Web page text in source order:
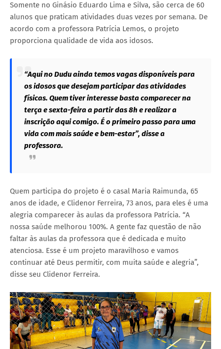
Somente no Ginásio Eduardo Lima e Silva, são cerca de 60
alunos que praticam atividades duas vezes por semana. De
acordo com a professora Patrícia Lemos, o projeto
proporciona qualidade de vida aos idosos.
“Aqui no Dudu ainda temos vagas disponíveis para
os idosos que desejam participar das atividades
físicas. Quem tiver interesse basta comparecer na
terça e sexta-feira a partir das 8h e realizar a
inscrição aqui comigo. É o primeiro passo para uma
vida com mais saúde e bem-estar”, disse a
professora.
Quem participa do projeto é o casal Maria Raimunda, 65
anos de idade, e Clidenor Ferreira, 73 anos, para eles é uma
alegria comparecer às aulas da professora Patrícia. “A
nossa saúde melhorou 100%. A gente faz questão de não
faltar às aulas da professora que é dedicada e muito
atenciosa. Esse é um projeto maravilhoso e vamos
continuar até Deus permitir, com muita saúde e alegria”,
disse seu Clidenor Ferreira.